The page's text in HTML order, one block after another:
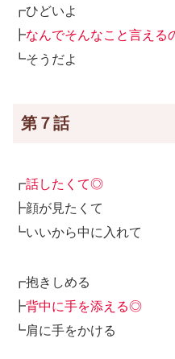
┏ひどいよ
┣なんでそんなこと言え
┗そうだよ
第７話
┏話したくて◎
┣顔が見たくて
┗いいから中に入れて
┏抱きしめる
┣背中に手を添える◎
┗肩に手をかける